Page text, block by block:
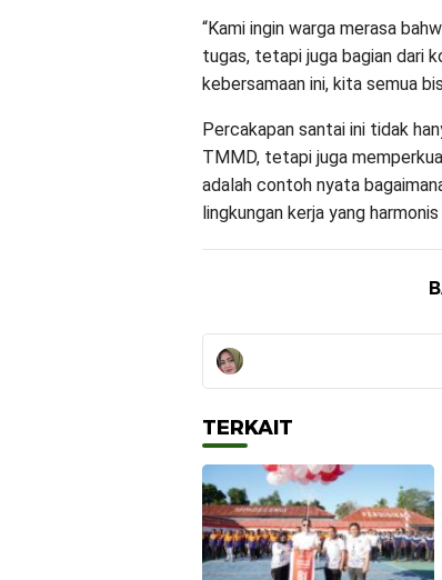
“Kami ingin warga merasa
tugas, tetapi juga bagian dari
kebersamaan ini, kita semua
Percakapan santai ini tidak
TMMD, tetapi juga
adalah contoh nyata
lingkungan kerja yang
TERKAIT